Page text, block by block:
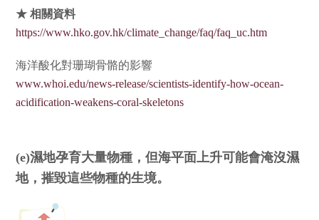
★ 相關資料
https://www.hko.gov.hk/climate_change/faq/faq_uc.htm
海洋酸化對珊瑚骨骼的影響
www.whoi.edu/news-release/scientists-identify-how-ocean-
acidification-weakens-coral-skeletons
(e)濕地孕育大量物種，但海平面上升可能會淹沒濕
地，摧毀這些物種的生境。